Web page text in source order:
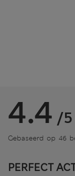
4.4 /5
Gebaseerd op 46
PERFECT